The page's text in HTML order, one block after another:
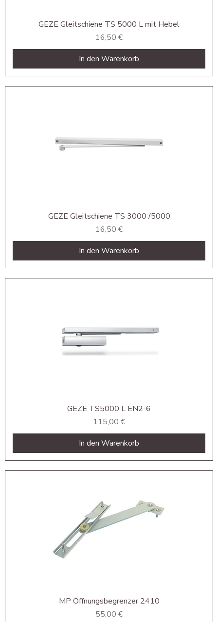
GEZE Gleitschiene TS 5000 L mit Hebel
Preis
16,50 €
In den Warenkorb
GEZE Gleitschiene TS 3000 /5000
Preis
16,50 €
In den Warenkorb
GEZE TS5000 L EN2-6
Preis
115,00 €
In den Warenkorb
MP Öffnungsbegrenzer 2410
Preis
55,00 €